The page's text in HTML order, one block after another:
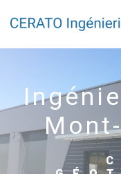
ingénierie bâtiment